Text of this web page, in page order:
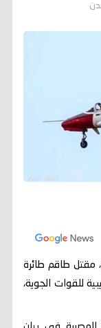
مقتل طاقم طائرة
للقوات الجوية،